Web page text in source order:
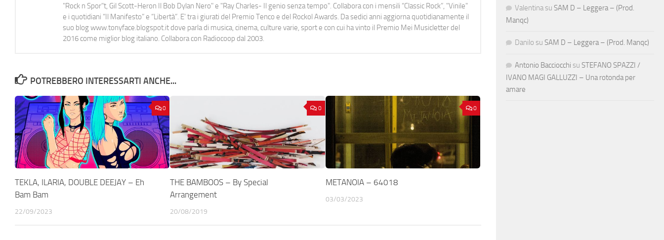
"Rock n Spor"t, Gil Scott-Heron Il Bob Dylan Nero" e "Ray Charles- Il genio senza tempo". Collabora con i mensili “Classic Rock”, "Vinile"
e i quotidiani “Il Manifesto” e “Libertà”. E' tra i giurati del Premio Tenco e del Rockol Awards. Da sedici anni aggiorna quotidianamente il
suo blog www.tonyface.blogspot.it dove parla di musica, cinema, culture varie, sport e con cui ha vinto il Premio Mei Musicletter del
2016 come miglior blog italiano. Collabora con Radiocoop dal 2003.
POTREBBERO INTERESSARTI ANCHE...
0
TEKLA, ILARIA, DOUBLE DEEJAY – Eh
Bam Bam
22/09/2023
0
THE BAMBOOS – By Special
Arrangement
20/08/2019
0
METANOIA – 64018
03/03/2023
Valentina su SAM D – Leggera – (Prod.
Manqc)
Danilo su SAM D – Leggera – (Prod. Manqc)
Antonio Bacciocchi su STEFANO SPAZZI /
IVANO MAGI GALLUZZI – Una rotonda per
amare